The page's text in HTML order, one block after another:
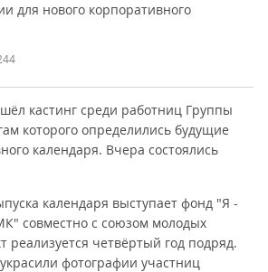
для нового корпоративного
кастинг среди работниц Группы
которого определились будущие
календаря. Вчера состоялись
календаря выступает фонд "Я -
совместно с союзом молодых
реализуется четвёртый год подряд.
фотографии участниц